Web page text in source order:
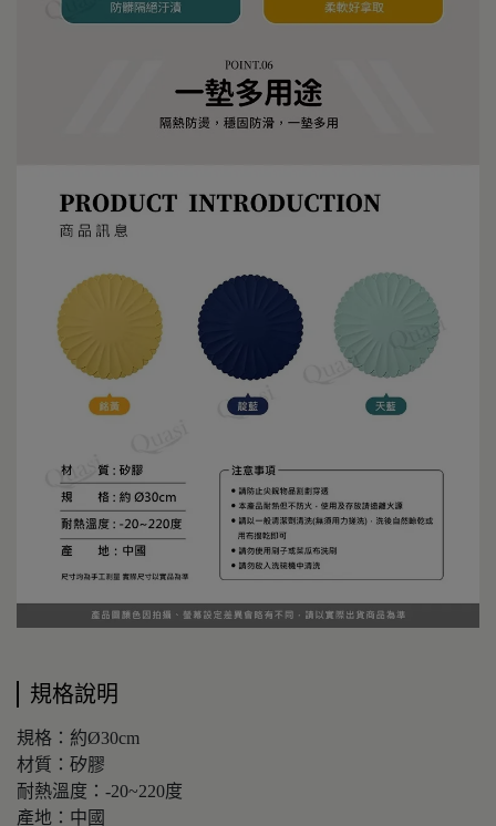
規格說明
規格：約Ø30cm
材質：矽膠
耐熱溫度：-20~220度
產地：中國